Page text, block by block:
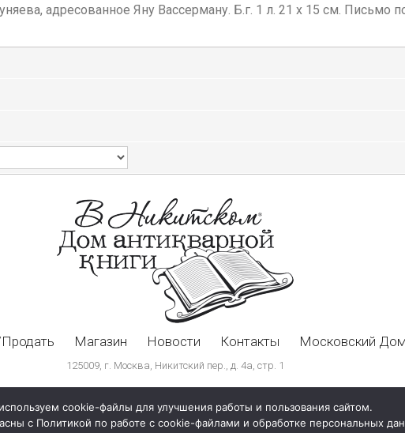
адресованное Яну Вассерману. Б.г. 1 л. 21 х 15 см. Письмо
Магазин Новости Контакты Московский
125009, г. Москва, Никитский пер., д. 4а, стр. 1
cookie-файлы для улучшения работы и пользования сайтом.
с Политикой по работе с cookie-файлами и обработке персональных